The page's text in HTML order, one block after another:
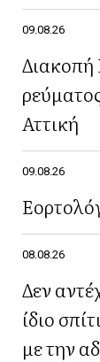
09.08.26
Διακοπή
Αττική
09.08.26
08.08.26
Δεν
ίδιο
με την